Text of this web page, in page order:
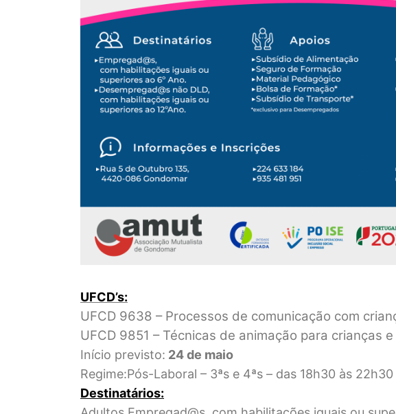
UFCD’s:
UFCD 9638 – Processos de comunicação com
UFCD 9851 – Técnicas de animação para crianças
Início previsto: 24 de maio
Regime:Pós-Laboral – 3ªs e 4ªs – das 18h30 às 22h30
Destinatários: